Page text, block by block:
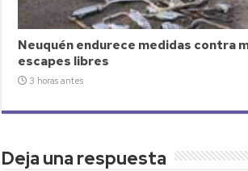
Neuquén endurece medidas contra
escapes libres
3 horas antes
Deja una respuesta